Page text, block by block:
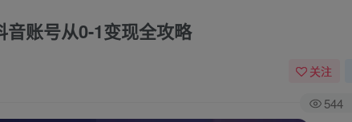
账号从0-1变现全攻略
关注
544